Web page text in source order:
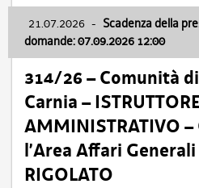
21.07.2026 - Scadenza della
domande: 07.09.2026 12:00
314/26 – Comunità
Carnia –
AMMINISTRATIVO –
l’Area Affari
RIGOLATO